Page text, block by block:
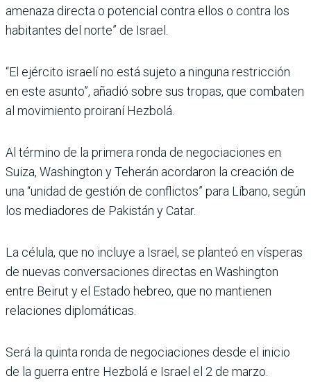
amenaza directa o potencial contra ellos o contra los
habitantes del norte” de Israel.
“El ejército israelí no está sujeto a ninguna restricción
en este asunto”, añadió sobre sus tropas, que combaten
al movimiento proiraní Hezbolá.
Al término de la primera ronda de negociaciones en
Suiza, Washington y Teherán acordaron la creación de
una “unidad de gestión de conflictos” para Líbano, según
los mediadores de Pakistán y Catar.
La célula, que no incluye a Israel, se planteó en vísperas
de nuevas conversaciones directas en Washington
entre Beirut y el Estado hebreo, que no mantienen
relaciones diplomáticas.
Será la quinta ronda de negociaciones desde el inicio
de la guerra entre Hezbolá e Israel el 2 de marzo.